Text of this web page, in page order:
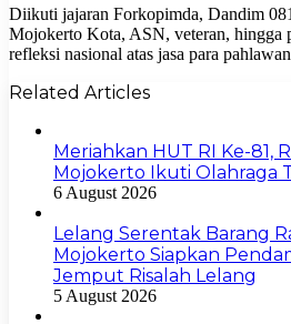
Diikuti jajaran Forkopimda, Dandim
Mojokerto Kota, ASN, veteran, hingga
refleksi nasional atas jasa para
Related Articles
Meriahkan HUT RI Ke-81,
Mojokerto Ikuti Olahraga
6 August 2026
Lelang Serentak Barang
Mojokerto Siapkan
Jemput Risalah Lelang
5 August 2026